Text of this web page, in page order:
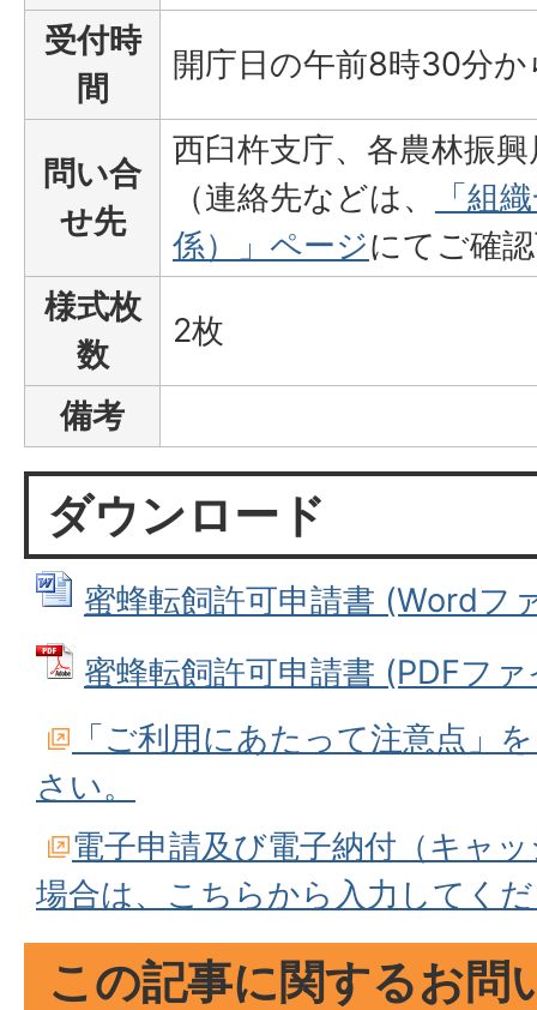
受付時
間
開庁日の午前8時30分
問い合
せ先
西臼杵支庁、各農林振興
（連絡先などは、
「組
係）」ページにてご確
様式枚
数
2枚
備考
ダウンロード
蜜蜂転飼許可申請書 (Wordフ
蜜蜂転飼許可申請書 (PDFフ
「ご利用にあたって注意点」
さい。
電子申請及び電子納付（キャ
場合は、こちらから入力してく
この記事に関するお問